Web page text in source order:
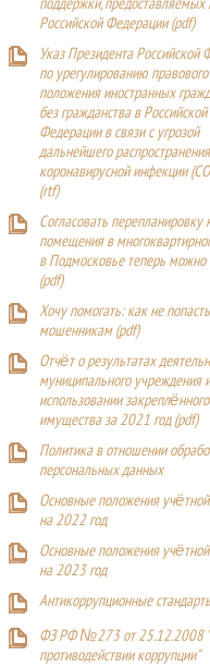
поддержки,
Российской Федерации (pdf)
Указ Президента Российской
по урегулированию правового
положения иностранных
без гражданства в Российской
Федерации в связи с угрозой
дальнейшего
коронавирусной инфекции
(rtf)
Согласовать перепланировку
помещения в
в Подмосковье теперь можно
(pdf)
Хочу помогать: как не
мошенникам (pdf)
Отчёт о результатах
муниципального учреждения
использовании
имущества за 2021 год (pdf)
Политика в отношении
персональных данных
Основные положения
на 2022 год
Основные положения
на 2023 год
Антикоррупционные
ФЗ РФ №273 от 25.12.2008
противодействии коррупции"